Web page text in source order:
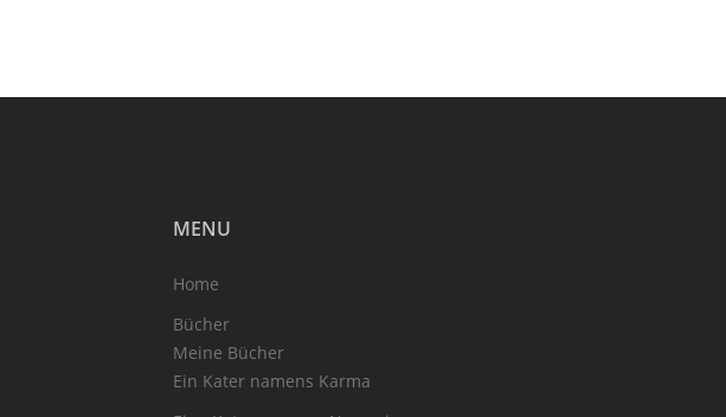
MENU
Home
Bücher
Meine Bücher
Ein Kater namens Karma